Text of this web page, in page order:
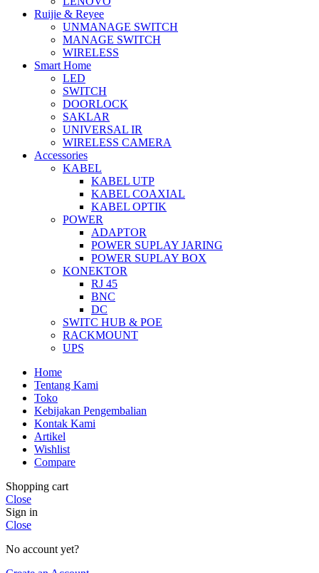
Ruijie & Reyee
UNMANAGE SWITCH
MANAGE SWITCH
WIRELESS
Smart Home
LED
SWITCH
DOORLOCK
SAKLAR
UNIVERSAL IR
WIRELESS CAMERA
Accessories
KABEL
KABEL UTP
KABEL COAXIAL
KABEL OPTIK
POWER
ADAPTOR
POWER SUPLAY JARING
POWER SUPLAY BOX
KONEKTOR
RJ 45
BNC
DC
SWITC HUB & POE
RACKMOUNT
UPS
Home
Tentang Kami
Toko
Kebijakan Pengembalian
Kontak Kami
Artikel
Wishlist
Compare
Shopping cart
Close
Sign in
Close
No account yet?